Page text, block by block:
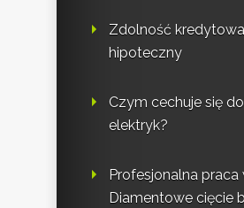
Zdolność
hipoteczny
Czym cechuje się
elektryk?
Profesjonalna praca
Diamentowe cięcie